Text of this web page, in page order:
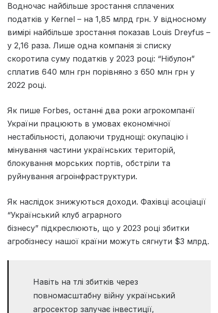
Водночас найбільше зростання сплачених
податків у Kernel – на 1,85 млрд грн. У відносному
вимірі найбільше зростання показав Louis Dreyfus –
у 2,16 раза. Лише одна компанія зі списку
скоротила суму податків у 2023 році: “Нібулон”
сплатив 640 млн грн порівняно з 650 млн грн у
2022 році.
Як пише Forbes, останні два роки агрокомпанії
України працюють в умовах економічної
нестабільності, долаючи труднощі: окупацію і
мінування частини українських територій,
блокування морських портів, обстріли та
руйнування агроінфраструктури.
Як наслідок знижуються доходи. Фахівці асоціації
“Український клуб аграрного
бізнесу” підкреслюють, що у 2023 році збитки
агробізнесу нашої країни можуть сягнути $3 млрд.
Навіть на тлі збитків через
повномасштабну війну український
агросектор залучає інвестиції,